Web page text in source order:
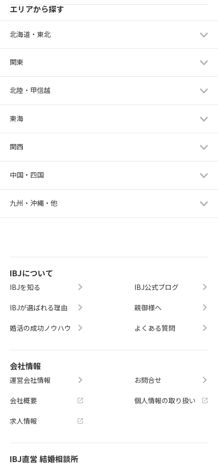
エリアから探す
北海道・東北
関東
北陸・甲信越
東海
関西
中国・四国
九州・沖縄・他
IBJについて
IBJを知る
IBJが選ばれる理由
婚活の成功ノウハウ
IBJ公式ブログ
親御様へ
よくある質問
会社情報
運営会社情報
会社概要
求人情報
お問合せ
個人情報の取り扱い
IBJ直営 結婚相談所